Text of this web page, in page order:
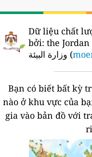
Dữ liệu chất
bởi: the
وزارة البيئة (
Bạn có biết bất kỳ
nào ở khu vực của
gia vào bản đồ với